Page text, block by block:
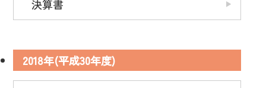
決算書
2018年(平成30年度)